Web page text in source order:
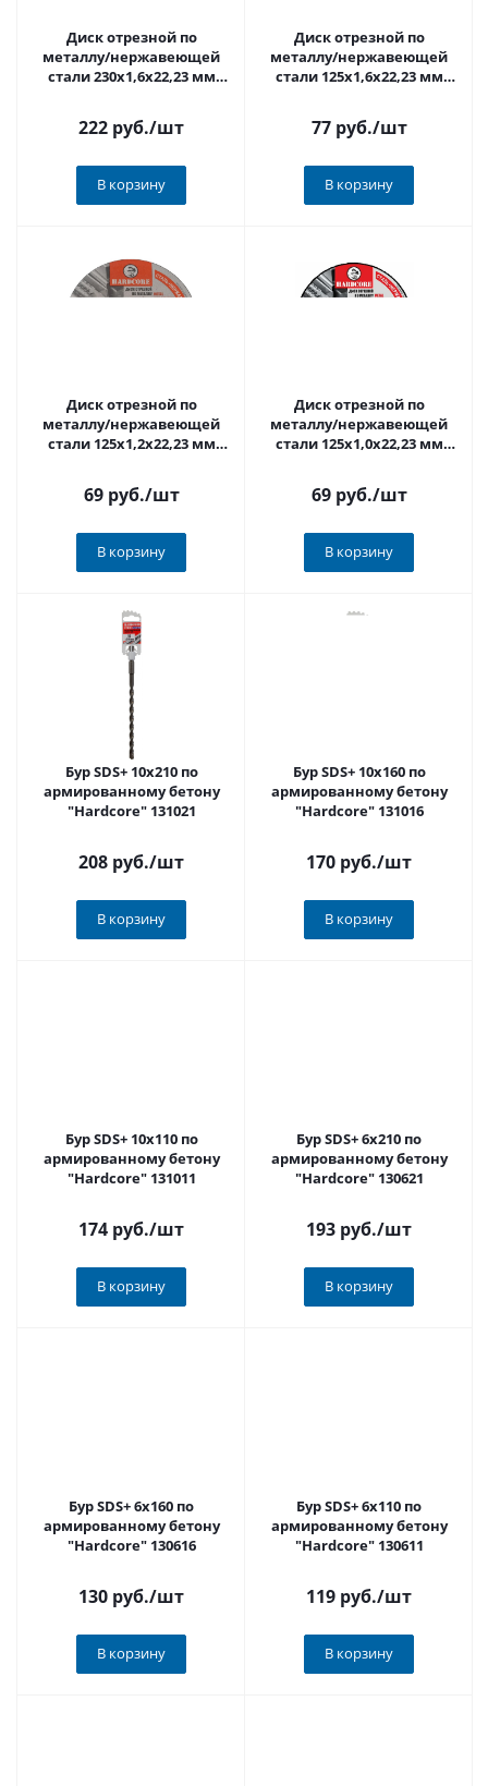
Диск отрезной по
металлу/нержавеющей
стали 230x1,6x22,23 мм
222 руб./шт
В корзину
Диск отрезной по
металлу/нержавеющей
стали 125x1,6x22,23 мм
77 руб./шт
В корзину
Диск отрезной по
металлу/нержавеющей
стали 125x1,2x22,23 мм
69 руб./шт
В корзину
Диск отрезной по
металлу/нержавеющей
стали 125x1,0x22,23 мм
69 руб./шт
В корзину
Бур SDS+ 10x210 по
армированному бетону
"Hardcore" 131021
208 руб./шт
В корзину
Бур SDS+ 10x160 по
армированному бетону
"Hardcore" 131016
170 руб./шт
В корзину
Бур SDS+ 10x110 по
армированному бетону
"Hardcore" 131011
174 руб./шт
В корзину
Бур SDS+ 6x210 по
армированному бетону
"Hardcore" 130621
193 руб./шт
В корзину
Бур SDS+ 6x160 по
армированному бетону
"Hardcore" 130616
130 руб./шт
В корзину
Бур SDS+ 6x110 по
армированному бетону
"Hardcore" 130611
119 руб./шт
В корзину